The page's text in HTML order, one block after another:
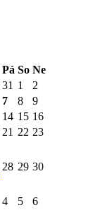
Pá So Ne
31 1
2
7 8
9
14 15 16
21 22 23
28 29 30
4 5 6